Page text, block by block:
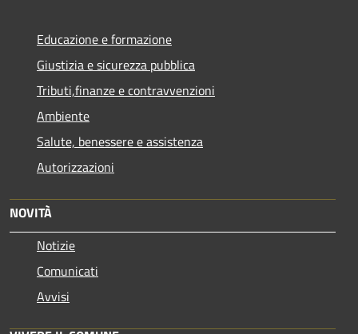
Educazione e formazione
Giustizia e sicurezza pubblica
Tributi,finanze e contravvenzioni
Ambiente
Salute, benessere e assistenza
Autorizzazioni
NOVITÀ
Notizie
Comunicati
Avvisi